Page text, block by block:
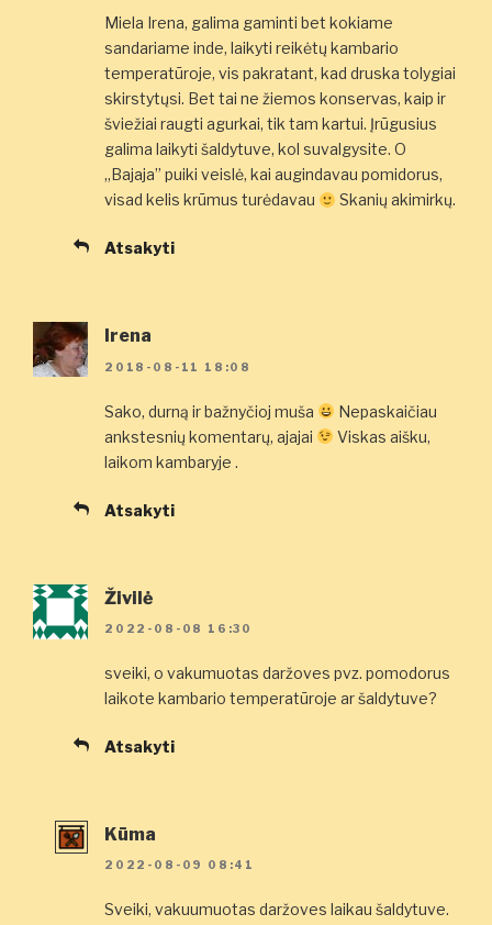
Miela Irena, galima gaminti bet kokiame
sandariame inde, laikyti reikėtų kambario
temperatūroje, vis pakratant, kad druska tolygiai
skirstytųsi. Bet tai ne žiemos konservas, kaip ir
šviežiai raugti agurkai, tik tam kartui. Įrūgusius
galima laikyti šaldytuve, kol suvalgysite. O
„Bajaja” puiki veislė, kai augindavau pomidorus,
visad kelis krūmus turėdavau
Skanių akimirkų.
Atsakyti
Irena
2018-08-11 18:08
Sako, durną ir bažnyčioj muša
Nepaskaičiau
ankstesnių komentarų, ajajai
Viskas aišku,
laikom kambaryje .
Atsakyti
Živilė
2022-08-08 16:30
sveiki, o vakumuotas daržoves pvz. pomodorus
laikote kambario temperatūroje ar šaldytuve?
Atsakyti
Kūma
2022-08-09 08:41
Sveiki, vakuumuotas daržoves laikau šaldytuve.